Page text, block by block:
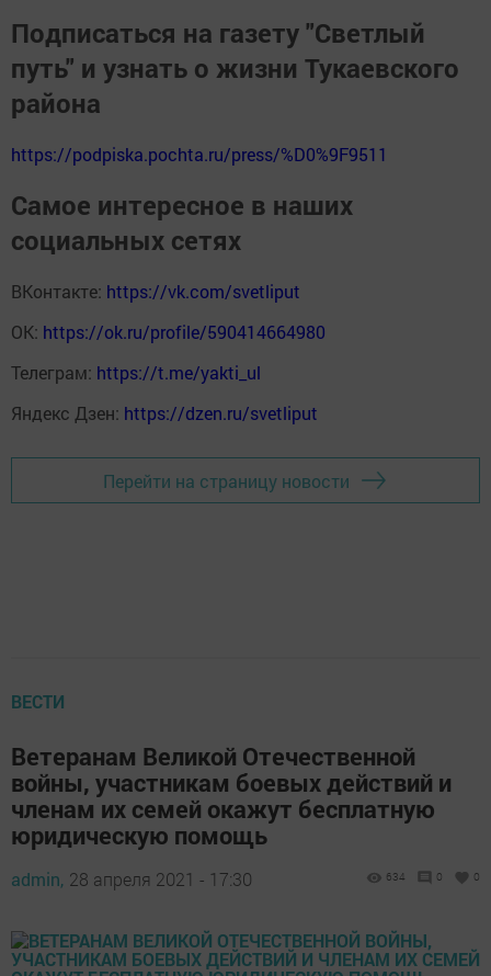
Подписаться на газету "Светлый
путь" и узнать о жизни Тукаевского
района
https://podpiska.pochta.ru/press/%D0%9F9511
Самое интересное в наших
социальных сетях
ВКонтакте: https://vk.com/svetliput
ОК: https://ok.ru/profile/590414664980
Телеграм: https://t.me/yakti_ul
Яндекс Дзен: https://dzen.ru/svetliput
Перейти на страницу новости
ВЕСТИ
Ветеранам Великой Отечественной
войны, участникам боевых действий и
членам их семей окажут бесплатную
юридическую помощь
admin, 28 апреля 2021 - 17:30 634 0 0